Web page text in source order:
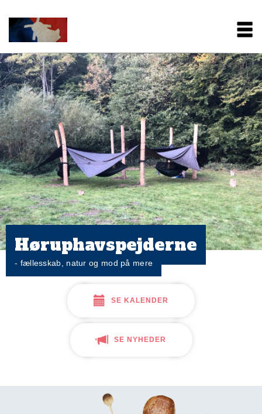
hovedindhold
Main
navigation
Høruphavspejderne
- fællesskab, natur og mod på mere
SE KALENDER
SE NYHEDER